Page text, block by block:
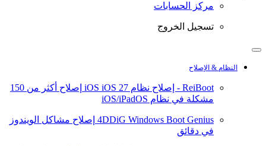
مركز الحسابات
تسجيل الخروج
النظام & الإصلاح
ReiBoot - إصلاح نظام iOS iOS 27
إصلاح أكثر من 150
مشكلة في نظام iOS/iPadOS
4DDiG Windows Boot Genius إصلاح مشاكل الويندوز
في دقائق